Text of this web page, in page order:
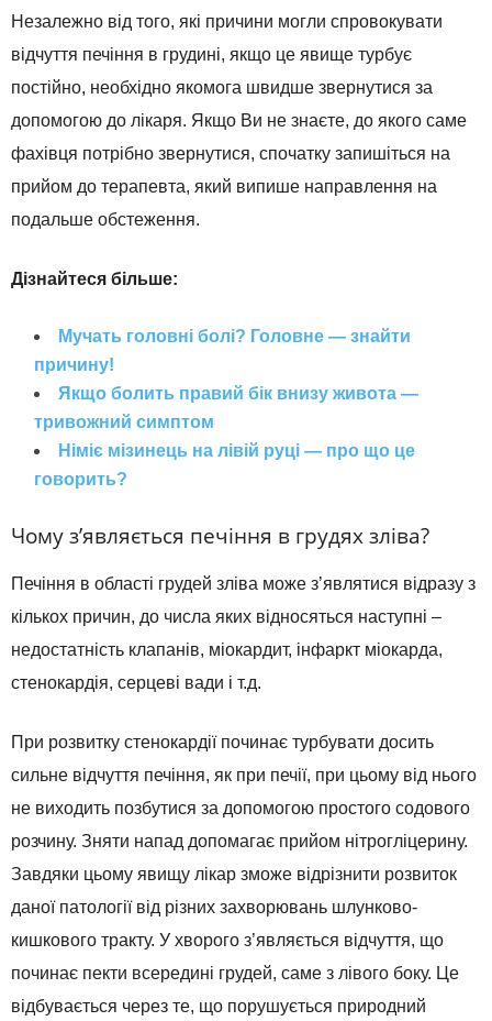
Незалежно від того, які причини могли спровокувати
відчуття печіння в грудині, якщо це явище турбує
постійно, необхідно якомога швидше звернутися за
допомогою до лікаря. Якщо Ви не знаєте, до якого саме
фахівця потрібно звернутися, спочатку запишіться на
прийом до терапевта, який випише направлення на
подальше обстеження.
Дізнайтеся більше:
Мучать головні болі? Головне — знайти
причину!
Якщо болить правий бік внизу живота —
тривожний симптом
Німіє мізинець на лівій руці — про що це
говорить?
Чому з’являється печіння в грудях зліва?
Печіння в області грудей зліва може з’являтися відразу з
кількох причин, до числа яких відносяться наступні –
недостатність клапанів, міокардит, інфаркт міокарда,
стенокардія, серцеві вади і т.д.
При розвитку стенокардії починає турбувати досить
сильне відчуття печіння, як при печії, при цьому від нього
не виходить позбутися за допомогою простого содового
розчину. Зняти напад допомагає прийом нітрогліцерину.
Завдяки цьому явищу лікар зможе відрізнити розвиток
даної патології від різних захворювань шлунково-
кишкового тракту. У хворого з’являється відчуття, що
починає пекти всередині грудей, саме з лівого боку. Це
відбувається через те, що порушується природний